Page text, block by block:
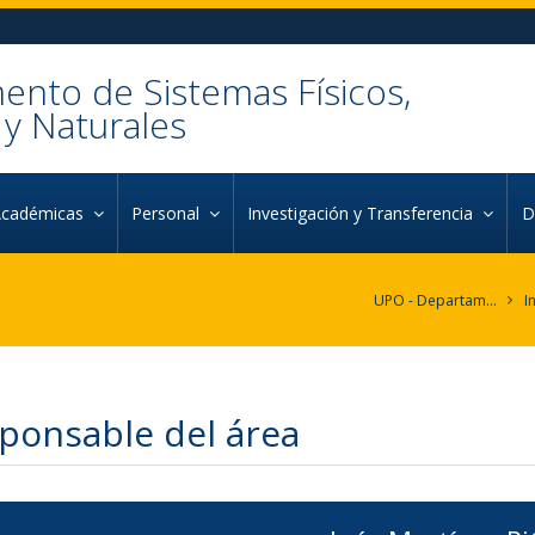
de Sistemas Físicos,
Naturales
Personal Investigación y Transferencia
UPO - Departamento de Sistemas Físicos, Químicos y Naturales
del área